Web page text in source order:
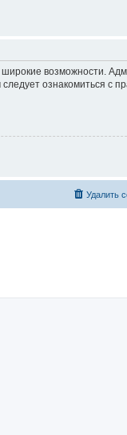
возможности.
ознакомиться с
Удалить